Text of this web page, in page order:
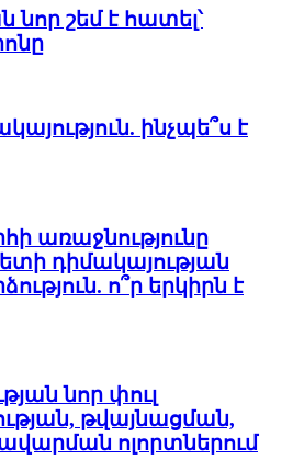
նոր շեմ է հատել՝
ինչպե՞ս է
առաջնությունը
դիմակայության
ո՞ր երկիրն է
նոր փուլ
թվայնացման,
ոլորտներում